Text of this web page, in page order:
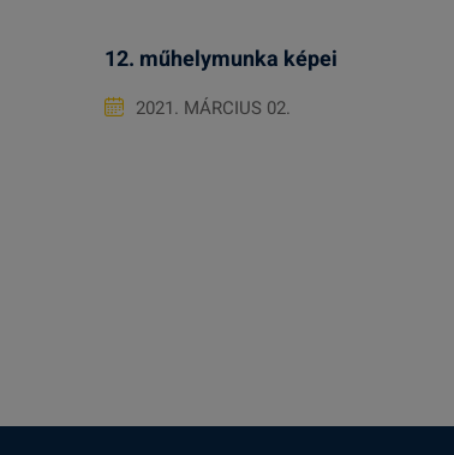
12. műhelymunka képei
2021. MÁRCIUS 02.